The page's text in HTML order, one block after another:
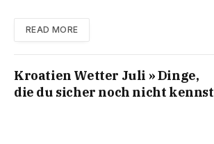
READ MORE
Kroatien Wetter Juli » Dinge,
die du sicher noch nicht kennst